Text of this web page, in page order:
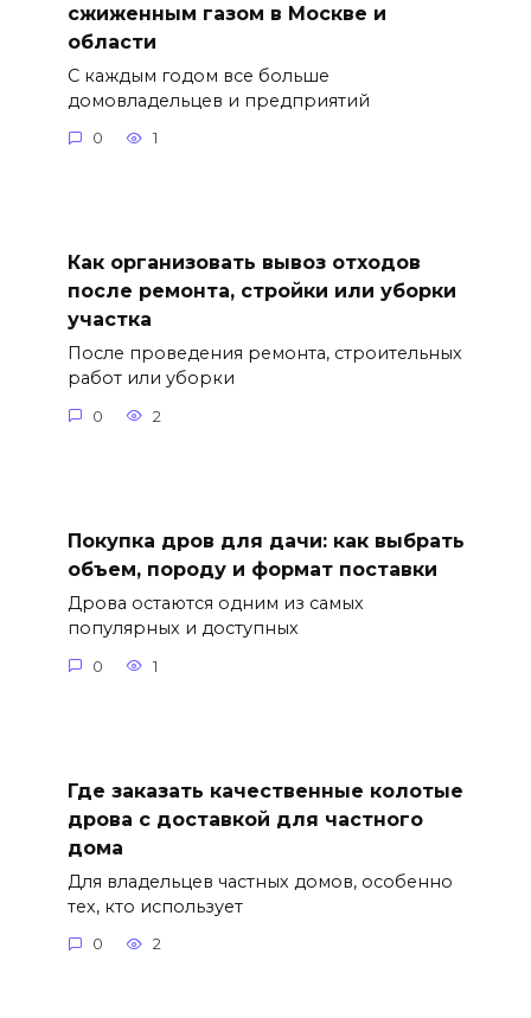
сжиженным газом в Москве и
области
С каждым годом все больше
домовладельцев и предприятий
0 1
Как организовать вывоз отходов
после ремонта, стройки или уборки
участка
После проведения ремонта, строительных
работ или уборки
0 2
Покупка дров для дачи: как выбрать
объем, породу и формат поставки
Дрова остаются одним из самых
популярных и доступных
0 1
Где заказать качественные колотые
дрова с доставкой для частного
дома
Для владельцев частных домов, особенно
тех, кто использует
0 2